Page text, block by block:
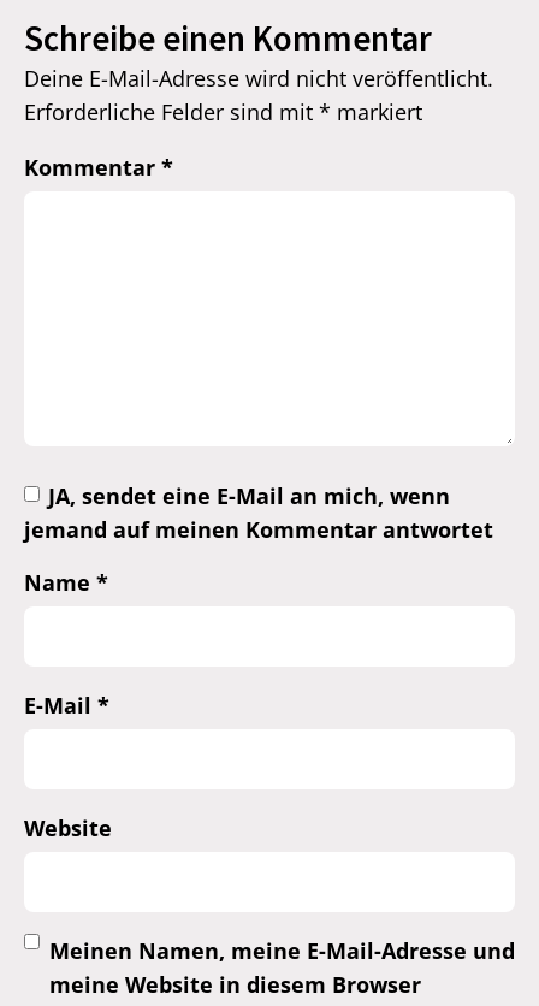
Schreibe einen Kommentar
Deine E-Mail-Adresse wird nicht veröffentlicht.
Erforderliche Felder sind mit * markiert
Kommentar *
JA, sendet eine E-Mail an mich, wenn
jemand auf meinen Kommentar antwortet
Name *
E-Mail *
Website
Meinen Namen, meine E-Mail-Adresse und
meine Website in diesem Browser